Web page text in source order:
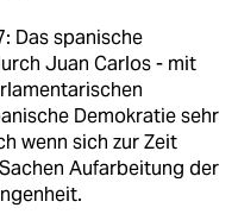
Das spanische
Juan Carlos - mit
Demokratie sehr
wenn sich zur Zeit
Aufarbeitung der